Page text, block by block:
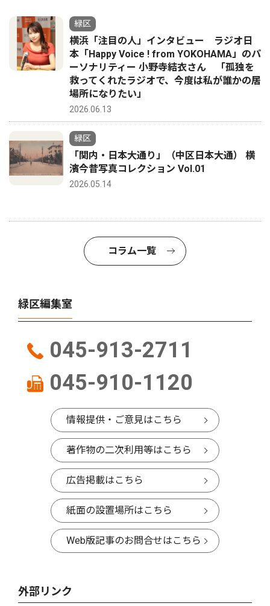
緑区
横浜「注目の人」インタビュー ラジオ日
本「Happy Voice ! from YOKOHAMA」のパ
ーソナリティー 小野寺結衣さん 「孤独を
救ってくれたラジオで、今度は私が誰かの居
場所になりたい」
2026.06.13
緑区
「関内・日本大通り」（中区日本大通） 横
濱今昔写真コレクション Vol.01
2026.05.14
コラム一覧
緑区編集室
045-913-2711
045-910-1120
情報提供・ご意見はこちら
著作物の二次利用等はこちら
広告掲載はこちら
紙面の設置場所はこちら
Web版記事のお問合せはこちら
外部リンク